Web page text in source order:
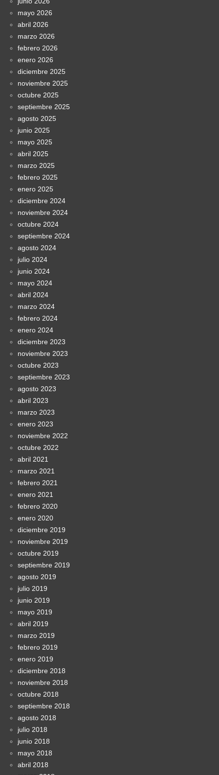
mayo 2026
abril 2026
marzo 2026
febrero 2026
enero 2026
diciembre 2025
noviembre 2025
octubre 2025
septiembre 2025
agosto 2025
junio 2025
mayo 2025
abril 2025
marzo 2025
febrero 2025
enero 2025
diciembre 2024
noviembre 2024
octubre 2024
septiembre 2024
agosto 2024
julio 2024
junio 2024
mayo 2024
abril 2024
marzo 2024
febrero 2024
enero 2024
diciembre 2023
noviembre 2023
octubre 2023
septiembre 2023
agosto 2023
abril 2023
marzo 2023
enero 2023
noviembre 2022
octubre 2022
abril 2021
marzo 2021
febrero 2021
enero 2021
febrero 2020
enero 2020
diciembre 2019
noviembre 2019
octubre 2019
septiembre 2019
agosto 2019
julio 2019
junio 2019
mayo 2019
abril 2019
marzo 2019
febrero 2019
enero 2019
diciembre 2018
noviembre 2018
octubre 2018
septiembre 2018
agosto 2018
julio 2018
junio 2018
mayo 2018
abril 2018